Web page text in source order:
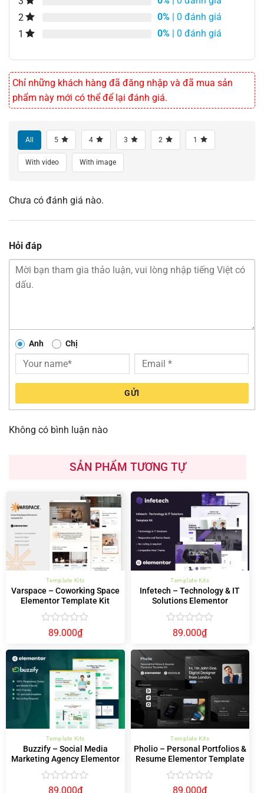
2
0% | 0 đánh giá
1
0% | 0 đánh giá
Chỉ những khách hàng đã đăng nhập và đã mua sản
phẩm này mới có thể để lại đánh giá.
All 5 4 3 2 1
With video With image
Chưa có đánh giá nào.
Hỏi đáp
Anh Chị
GỬI
Không có bình luận nào
SẢN PHẨM TƯƠNG TỰ
Template Kits
Varspace – Coworking Space
Elementor Template Kit
Được
hạng
0
89.000₫
Template Kits
Infetech – Technology & IT
Solutions Elementor
Template Kit
Được
hạng
5
sao
89.000₫
Template Kits
Buzzify – Social Media
Marketing Agency Elementor
Template Kit
Được
89.000₫
Template Kits
Pholio – Personal Portfolios &
Resume Elementor Template
Kit
Được
89.000₫